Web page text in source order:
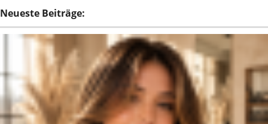
Neueste Beiträge: